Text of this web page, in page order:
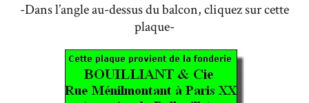
-Dans l’angle au-dessus du balcon, cliquez sur cette
plaque-